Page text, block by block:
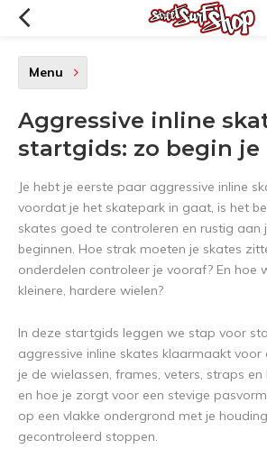
Menu
Aggressive inline
startgids: zo begin je
Je hebt je eerste paar aggressive inline
voordat je het skatepark in gaat, is het
skates goed te controleren en rustig aan
beginnen. Hoe strak moeten je skates
onderdelen controleer je vooraf? En hoe
kleinere, hardere wielen?
In deze startgids leggen we stap voor
aggressive inline skates klaarmaakt voor
je de wielassen, frames, veters, straps
en hoe je zorgt voor een stevige
op een vlakke ondergrond met je
gecontroleerd stoppen.